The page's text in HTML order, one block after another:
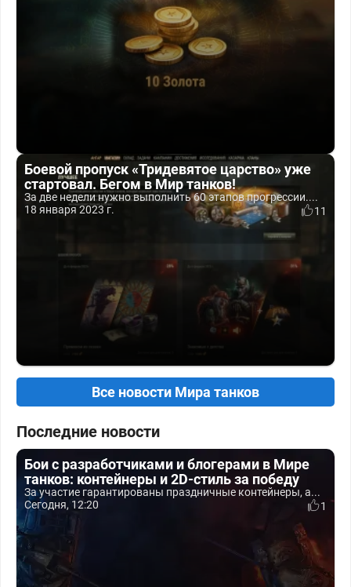
Боевой пропуск «Тридевятое царство» уже
стартовал. Бегом в Мир танков!
За две недели нужно выполнить 60 этапов прогрессии....
18 января 2023 г.
11
Все новости Мира танков
Последние новости
Бои с разработчиками и блогерами в Мире
танков: контейнеры и 2D-стиль за победу
За участие гарантированы праздничные контейнеры, а...
Сегодня, 12:20
1